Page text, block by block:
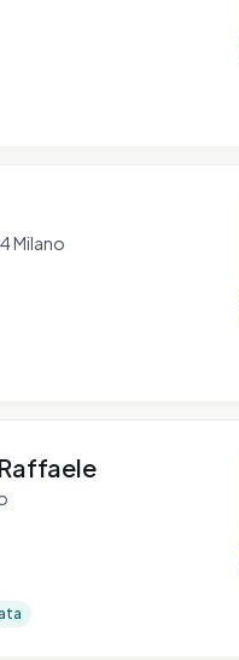
Milano